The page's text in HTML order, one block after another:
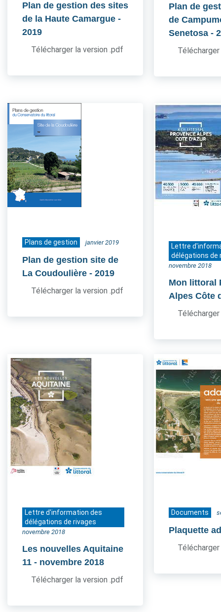
Plan de gestion des sites
de la Haute Camargue -
2019
Télécharger la version .pdf
Plan de
de
Senetosa -
Plans de gestion janvier 2019
Plan de gestion site de
La Coudoulière - 2019
Télécharger la version .pdf
Lettre
délégations de
novembre 2018
Mon littoral
Alpes Côte
Lettre d'information des
délégations de rivages
novembre 2018
Les nouvelles Aquitaine
11 - novembre 2018
Télécharger la version .pdf
Documents
Plaquette